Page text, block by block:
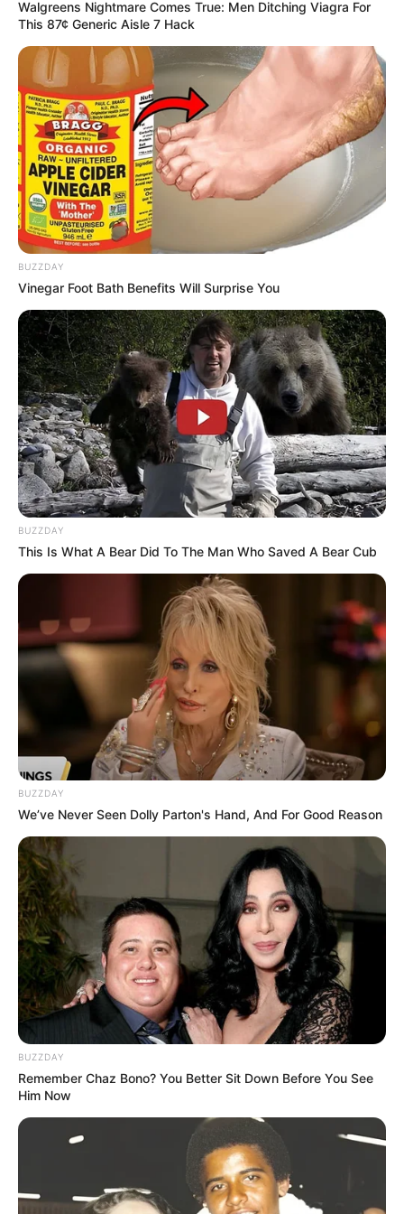
Lage dieses Ausflugsziels auf der Landkarte mit Ro
utenplaner
Weitere Informationen zu Waren (Müritz):
Hotels in und um Waren (Müritz)
Reiseführer Mecklenburgische Seenplatte bei Amaz
on
Ausflugsziele, Sehenswürdigkeiten, Museen und
Freizeitangebote im Umkreis von Jabel und dem
Kölpinsee:
Umkreissuche Jabel
Lage des Wisentreservats Damerow in Jabel bei
Waren:
Hier kann dieRoute zu diesem Ausflugszielberechnet
im GPX-Format
an, für den Import in Navigationsgeräten
und in Google Earth. Die GPS-Daten lauten: Latitude
(entspricht dem Breitengrad) = 53.5228 und Longitude
(entspricht dem Längengrad) = 12.5486.
Hier ist das Wisentreservat Damerow in Jabel am
Kölpinsee bei Waren (Müritz) als Markierung auf dem
Stadtplan bzw. der Landkarte von OpenStreetMap zu
Lageplan alsgrößere Karte zeigen.
Das Wissen, das die Bauern schon seit Jahrtausenden
bei der Tier- und Pflanzenzucht anwenden, hatte
Charles Darwin 1858 der universitären Welt gelehrt. Die
mussten die Abstammungslehre ja endlich auch mal
Walgreens Nightmare Comes True: Men Ditching Viagra For
This 87¢ Generic Aisle 7 Hack
BUZZDAY
Vinegar Foot Bath Benefits Will Surprise You
BUZZDAY
This Is What A Bear Did To The Man Who Saved A Bear Cub
BUZZDAY
We’ve Never Seen Dolly Parton's Hand, And For Good Reason
BUZZDAY
Remember Chaz Bono? You Better Sit Down Before You See
Him Now